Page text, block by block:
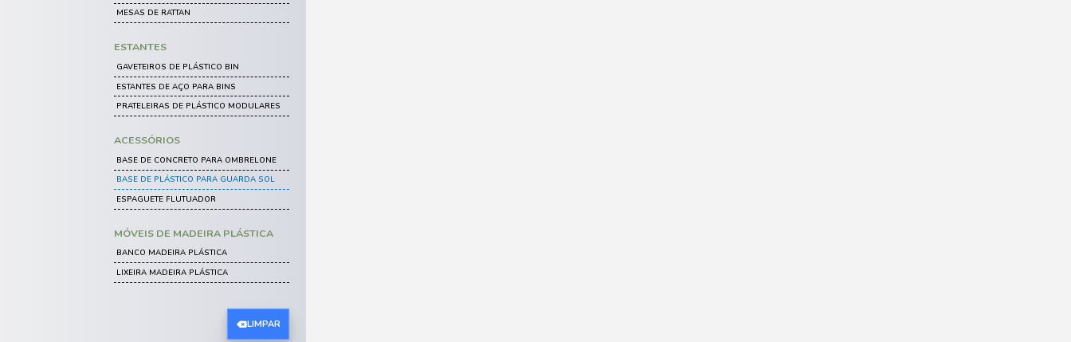
CAIXAS DE PLÁSTICO VAZADAS
PISOS E PALLETS DE PLÁSTICO
ESTRADO DE PLÁSTICO
LIMPEZA E HIGIENE
CARRINHO FUNCIONAL
DISPENSER PARA COPO
DISPENSER PARA PAPEL
DISPENSER PARA SABONETE